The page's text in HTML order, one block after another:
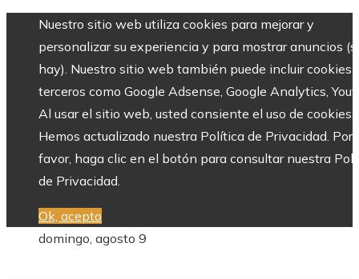
Nuestro sitio web utiliza cookies para mejorar y
personalizar su experiencia y para mostrar anuncios
hay). Nuestro sitio web también puede incluir cookies
terceros como Google Adsense, Google Analytics,
Al usar el sitio web, usted consiente el uso de cookies.
Hemos actualizado nuestra Política de Privacidad. Por
favor, haga clic en el botón para consultar nuestra
de Privacidad.
Ok, acepto
domingo, agosto 9